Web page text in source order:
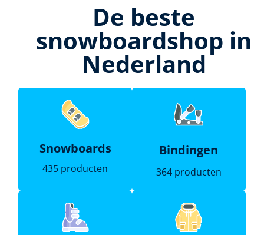
De beste
snowboardshop in
Nederland
Snowboards
435 producten
Bindingen
364 producten